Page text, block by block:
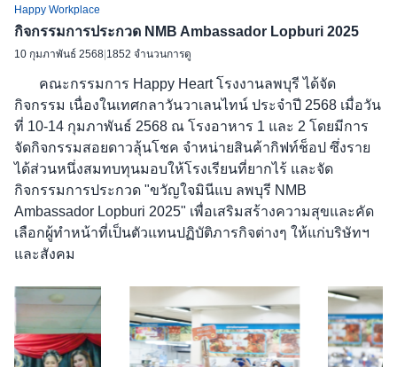
Happy Workplace
กิจกรรมการประกวด NMB Ambassador Lopburi 2025
10 กุมภาพันธ์ 2568 1852 จำนวนการดู
คณะกรรมการ Happy Heart โรงงานลพบุรี ได้จัด
กิจกรรม เนื่องในเทศกลาวันวาเลนไทน์ ประจำปี 2568 เมื่อวัน
ที่ 10-14 กุมภาพันธ์ 2568 ณ โรงอาหาร 1 และ 2 โดยมีการ
จัดกิจกรรมสอยดาวลุ้นโชค จำหน่ายสินค้ากิฟท์ช็อป ซึ่งราย
ได้ส่วนหนึ่งสมทบทุนมอบให้โรงเรียนที่ยากไร้ และจัด
กิจกรรมการประกวด "ขวัญใจมินีแบ ลพบุรี NMB
Ambassador Lopburi 2025" เพื่อเสริมสร้างความสุขและคัด
เลือกผู้ทำหน้าที่เป็นตัวแทนปฏิบัติภารกิจต่างๆ ให้แก่บริษัทฯ
และสังคม